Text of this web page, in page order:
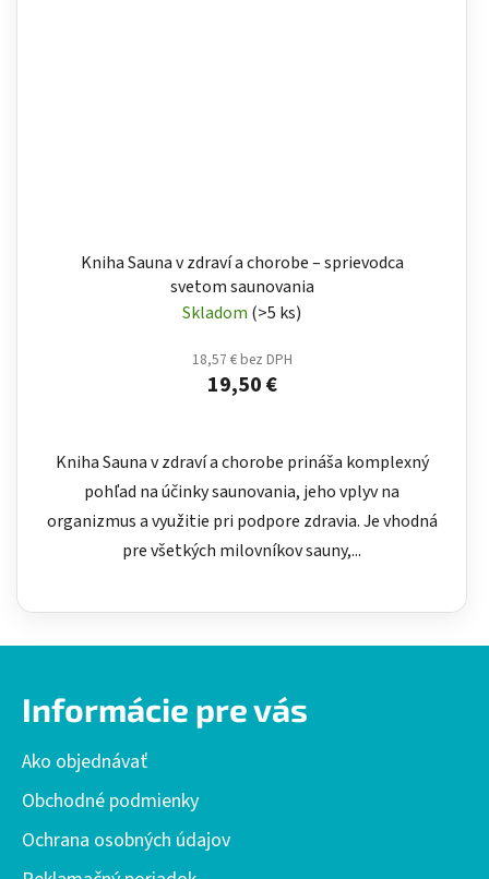
Kniha Sauna v zdraví a chorobe – sprievodca
svetom saunovania
Skladom (>5 ks)
18,57 € bez DPH
19,50 €
Kniha Sauna v zdraví a chorobe prináša komplexný
pohľad na účinky saunovania, jeho vplyv na
organizmus a využitie pri podpore zdravia. Je vhodná
pre všetkých milovníkov sauny,...
Informácie pre vás
Ako objednávať
Obchodné podmienky
Ochrana osobných údajov